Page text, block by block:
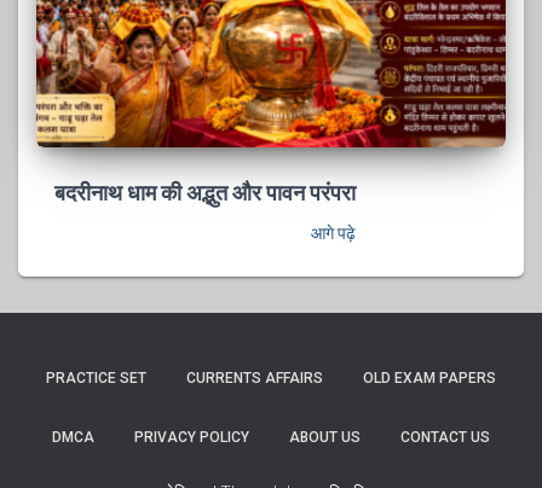
बदरीनाथ धाम की अद्भुत और पावन परंपरा
आगे पढ़े
PRACTICE SET CURRENTS AFFAIRS OLD EXAM PAPERS
DMCA PRIVACY POLICY ABOUT US CONTACT US